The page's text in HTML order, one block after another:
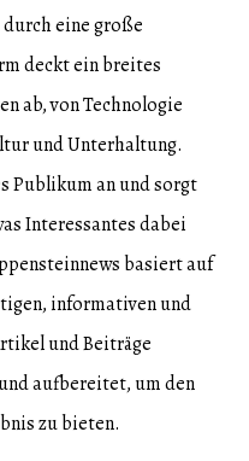
eine große
deckt ein breites
ab, von Technologie
und Unterhaltung.
Publikum an und sorgt
Interessantes dabei
basiert auf
informativen und
und Beiträge
aufbereitet, um den
zu bieten.